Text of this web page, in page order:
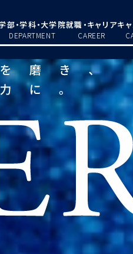
部・学科・大学院
DEPARTMENT
就職・キャリア
CAREER
キ